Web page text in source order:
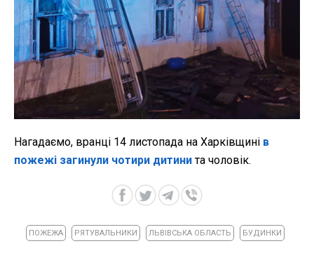
Нагадаємо, вранці 14 листопада на Харківщині в
пожежі загинули чотири дитинита чоловік.
ПОЖЕЖА РЯТУВАЛЬНИКИ ЛЬВІВСЬКА ОБЛАСТЬ БУДИНКИ